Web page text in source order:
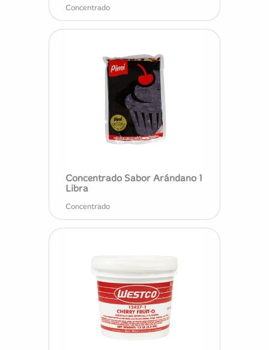
Concentrado
Concentrado Sabor Arándano 1
Libra
Concentrado